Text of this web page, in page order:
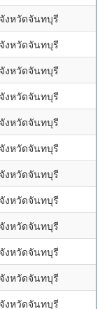
งหวัดจันทบุรี
งหวัดจันทบุรี
งหวัดจันทบุรี
งหวัดจันทบุรี
งหวัดจันทบุรี
งหวัดจันทบุรี
งหวัดจันทบุรี
งหวัดจันทบุรี
งหวัดจันทบุรี
งหวัดจันทบุรี
งหวัดจันทบุรี
งหวัดจันทบุรี